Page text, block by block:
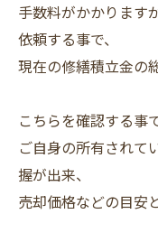
手数料がかかります
依頼する事で、
現在の修繕積立金の
こちらを確認する事で
ご自身の所有されて
握が出来、
売却価格などの目安